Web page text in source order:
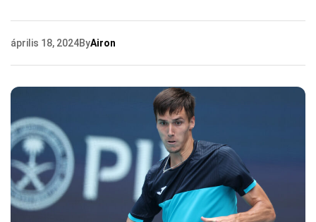
április 18, 2024ByAiron